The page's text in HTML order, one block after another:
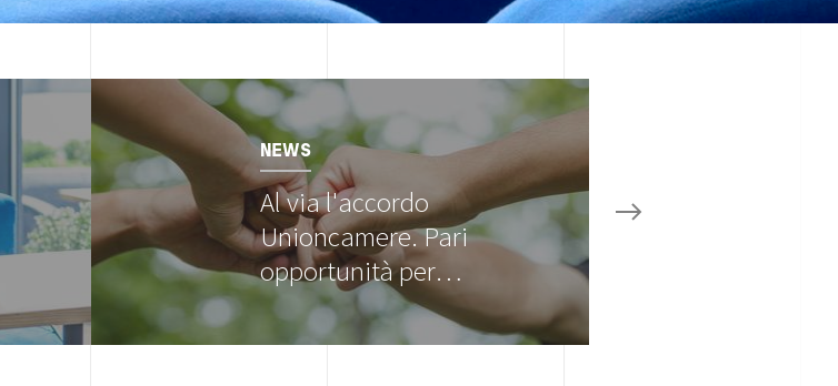
Image
NEWS
Al via l'accordo
Unioncamere. Pari
opportunità per…